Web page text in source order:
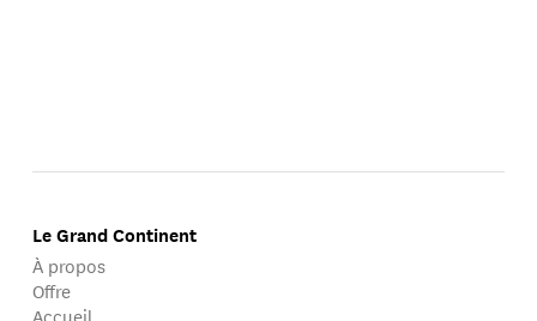
Le Grand Continent
À propos
Offre